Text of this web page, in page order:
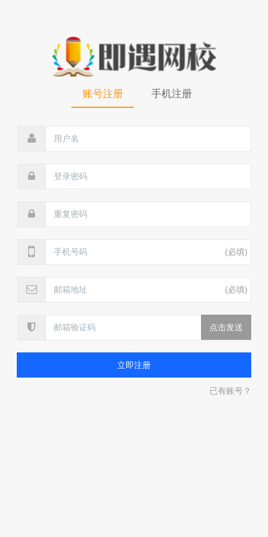
账号注册 手机注册
(必填)
(必填)
已有账号？